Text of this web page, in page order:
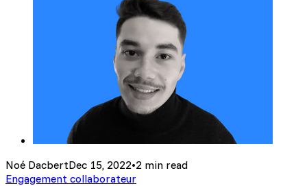
Noé DacbertDec 15, 2022•2 min read
Engagement collaborateur